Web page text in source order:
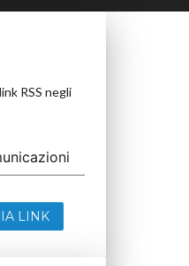
RSS negli
LINK